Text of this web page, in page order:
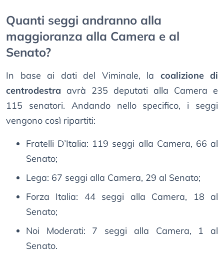
Quanti seggi andranno alla
maggioranza alla Camera e al
Senato?
In base ai dati del Viminale, la coalizione di
centrodestra avrà 235 deputati alla Camera e
115 senatori. Andando nello specifico, i seggi
vengono così ripartiti:
Fratelli D’Italia: 119 seggi alla Camera, 66 al
Senato;
Lega: 67 seggi alla Camera, 29 al Senato;
Forza Italia: 44 seggi alla Camera, 18 al
Senato;
Noi Moderati: 7 seggi alla Camera, 1 al
Senato.